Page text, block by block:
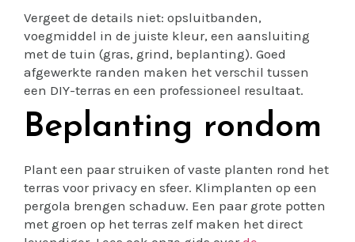
Vergeet de details niet: opsluitbanden,
voegmiddel in de juiste kleur, een aansluiting
met de tuin (gras, grind, beplanting). Goed
afgewerkte randen maken het verschil tussen
een DIY-terras en een professioneel resultaat.
Beplanting rondom
Plant een paar struiken of vaste planten rond het
terras voor privacy en sfeer. Klimplanten op een
pergola brengen schaduw. Een paar grote potten
met groen op het terras zelf maken het direct